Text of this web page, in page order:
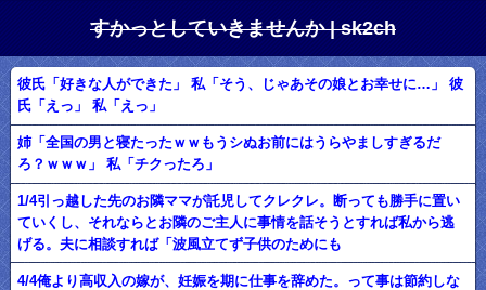
すかっとしていきませんか | sk2ch
彼氏「好きな人ができた」 私「そう、じゃあその娘とお幸せに…」 彼
氏「えっ」 私「えっ」
姉「全国の男と寝たったｗｗもうシぬお前にはうらやましすぎるだ
ろ？ｗｗｗ」 私「チクったろ」
1/4引っ越した先のお隣ママが託児してクレクレ。断っても勝手に置い
ていくし、それならとお隣のご主人に事情を話そうとすれば私から逃
げる。夫に相談すれば「波風立てず子供のためにも
4/4俺より高収入の嫁が、妊娠を期に仕事を辞めた。って事は節約しな